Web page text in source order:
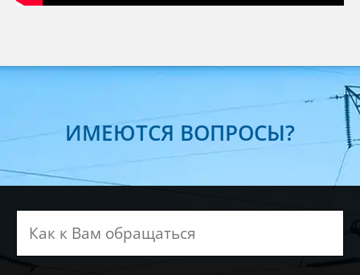
ИМЕЮТСЯ ВОПРОСЫ?